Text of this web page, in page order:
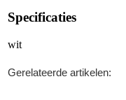
Specificaties
wit
Gerelateerde artikelen: